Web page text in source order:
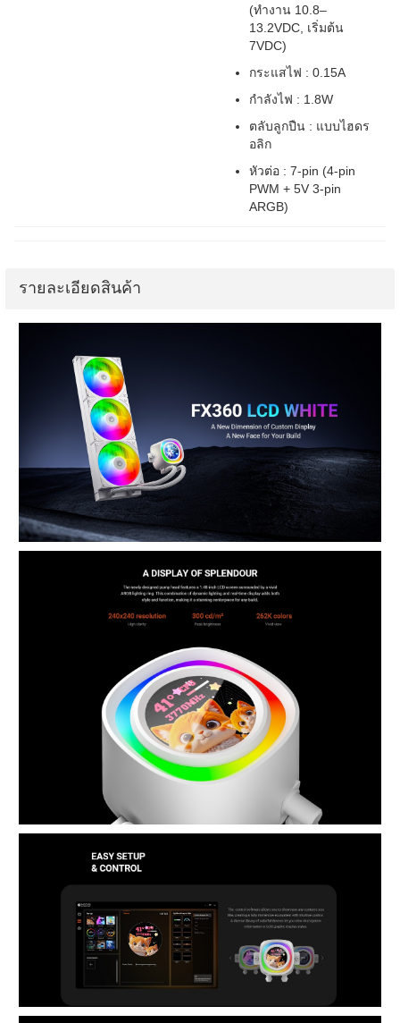
(ทำงาน 10.8–
13.2VDC, เริ่มต้น
7VDC)
กระแสไฟ : 0.15A
กำลังไฟ : 1.8W
ตลับลูกปืน : แบบไฮดร
อลิก
หัวต่อ : 7-pin (4-pin
PWM + 5V 3-pin
ARGB)
รายละเอียดสินค้า